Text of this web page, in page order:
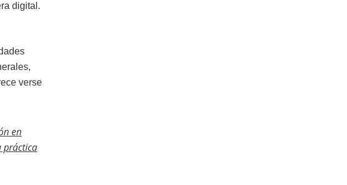
digital.
verse
en
práctica